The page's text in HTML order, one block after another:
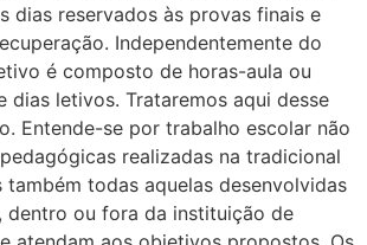
dias reservados às provas finais e
Independentemente do
é composto de horas-aula ou
dias letivos. Trataremos aqui desse
Entende-se por trabalho escolar não
realizadas na tradicional
também todas aquelas desenvolvidas
dentro ou fora da instituição de